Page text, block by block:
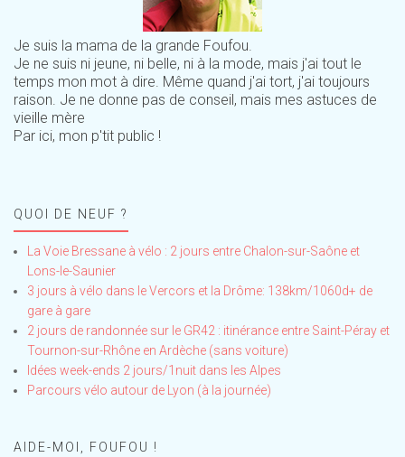
Je suis la mama de la grande Foufou.
Je ne suis ni jeune, ni belle, ni à la mode, mais j'ai tout le
temps mon mot à dire. Même quand j'ai tort, j'ai toujours
raison. Je ne donne pas de conseil, mais mes astuces de
vieille mère
Par ici, mon p'tit public !
QUOI DE NEUF ?
La Voie Bressane à vélo : 2 jours entre Chalon-sur-Saône et
Lons-le-Saunier
3 jours à vélo dans le Vercors et la Drôme: 138km/1060d+ de
gare à gare
2 jours de randonnée sur le GR42 : itinérance entre Saint-Péray et
Tournon-sur-Rhône en Ardèche (sans voiture)
Idées week-ends 2 jours/1nuit dans les Alpes
Parcours vélo autour de Lyon (à la journée)
AIDE-MOI, FOUFOU !